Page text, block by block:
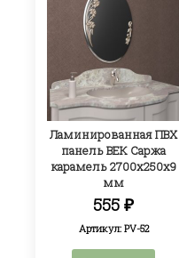
Ламинированная ПВХ
панель ВЕК Саржа
карамель 2700х250х9
мм
555₽
Артикул: PV-52